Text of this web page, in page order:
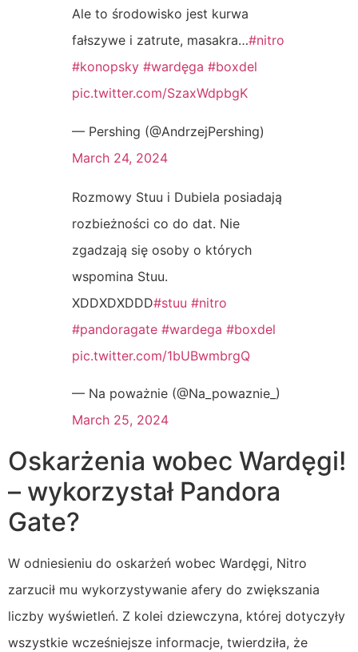
Ale to środowisko jest kurwa
fałszywe i zatrute, masakra…#nitro
#konopsky #wardęga #boxdel
pic.twitter.com/SzaxWdpbgK
— Pershing (@AndrzejPershing)
March 24, 2024
Rozmowy Stuu i Dubiela posiadają
rozbieżności co do dat. Nie
zgadzają się osoby o których
wspomina Stuu.
XDDXDXDDD#stuu #nitro
#pandoragate #wardega #boxdel
pic.twitter.com/1bUBwmbrgQ
— Na poważnie (@Na_powaznie_)
March 25, 2024
Oskarżenia wobec Wardęgi!
– wykorzystał Pandora
Gate?
W odniesieniu do oskarżeń wobec Wardęgi, Nitro
zarzucił mu wykorzystywanie afery do zwiększania
liczby wyświetleń. Z kolei dziewczyna, której dotyczyły
wszystkie wcześniejsze informacje, twierdziła, że